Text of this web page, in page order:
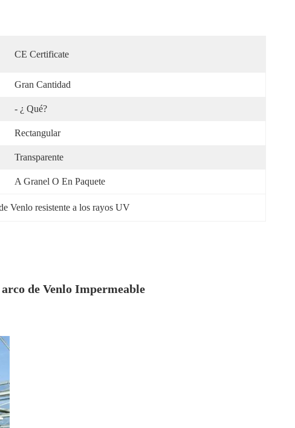
CE Certificate
Gran Cantidad
- ¿ Qué?
Rectangular
Transparente
A Granel O En Paquete
Venlo resistente a los rayos UV
de Venlo Impermeable